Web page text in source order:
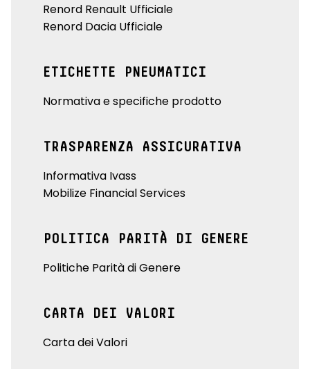
Renord Renault Ufficiale
Renord Dacia Ufficiale
ETICHETTE PNEUMATICI
Normativa e specifiche prodotto
TRASPARENZA ASSICURATIVA
Informativa Ivass
Mobilize Financial Services
POLITICA PARITÀ DI GENERE
Politiche Parità di Genere
CARTA DEI VALORI
Carta dei Valori